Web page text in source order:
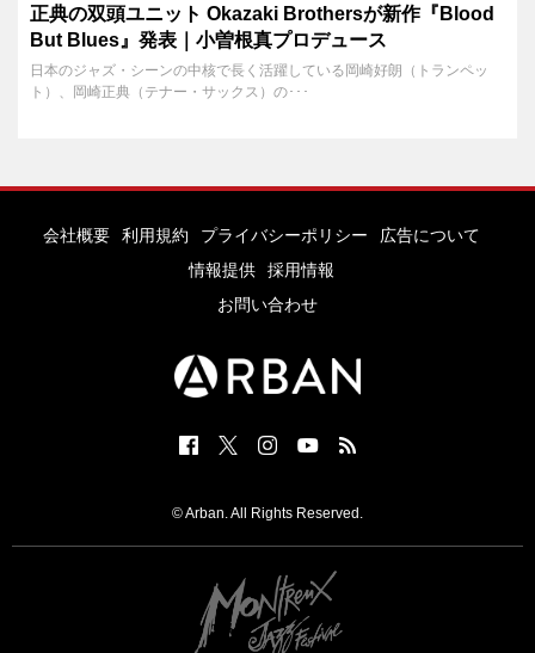
正典の双頭ユニット Okazaki Brothersが新作『Blood
But Blues』発表｜小曽根真プロデュース
日本のジャズ・シーンの中核で長く活躍している岡崎好朗（トランペッ
ト）、岡崎正典（テナー・サックス）の･･･
会社概要 利用規約 プライバシーポリシー
広告について
情報提供
採用情報
お問い合わせ
© Arban. All Rights Reserved.